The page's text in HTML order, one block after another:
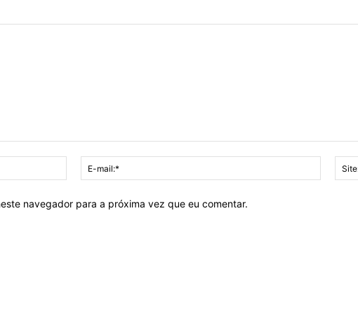
Nome:*
mail:*
navegador para a próxima vez que eu comentar.